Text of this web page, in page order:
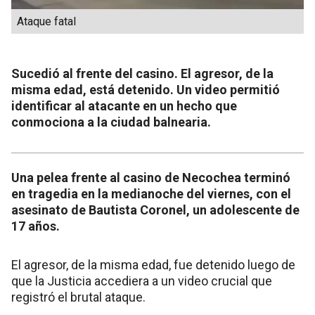
Ataque fatal
Sucedió al frente del casino. El agresor, de la
misma edad, está detenido. Un video permitió
identificar al atacante en un hecho que
conmociona a la ciudad balnearia.
Una pelea frente al casino de Necochea terminó
en tragedia en la medianoche del viernes, con el
asesinato de Bautista Coronel, un adolescente de
17 años.
El agresor, de la misma edad, fue detenido luego de
que la Justicia accediera a un video crucial que
registró el brutal ataque.